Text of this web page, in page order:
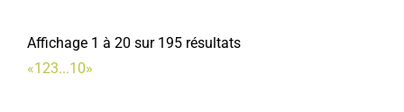
Affichage 1 à 20 sur 195 résultats
«123...10»